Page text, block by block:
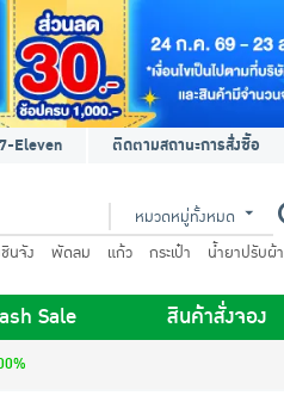
Eleven ติดตามสถานะการสั่งซื้อ
หมวดหมู่ทั้งหมด
นจัง พัดลม แก้ว กระเป๋า
น้ำยาปรับผ้า
Sale สินค้าสั่งจอง